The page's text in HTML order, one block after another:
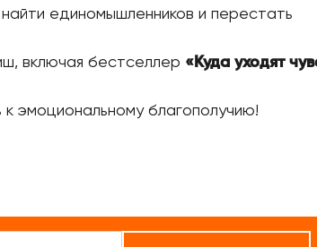
единомышленников и перестать
включая бестселлер «Куда уходят
эмоциональному благополучию!